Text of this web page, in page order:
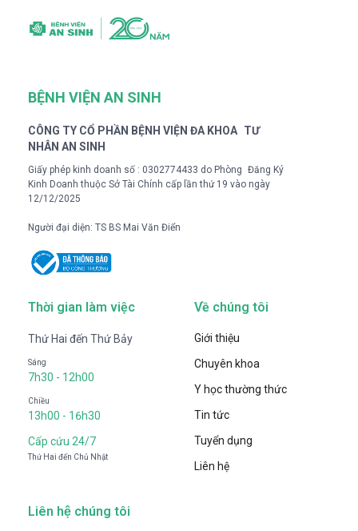
BỆNH VIỆN AN SINH
CÔNG TY CỔ PHẦN BỆNH VIỆN ĐA KHOA TƯ
NHÂN AN SINH
Giấy phép kinh doanh số : 0302774433 do Phòng Đăng Ký
Kinh Doanh thuộc Sở Tài Chính cấp lần thứ 19 vào ngày
12/12/2025
Người đại diện: TS BS Mai Văn Điển
Thời gian làm việc
Thứ Hai đến Thứ Bảy
Sáng
7h30 - 12h00
Chiều
13h00 - 16h30
Cấp cứu 24/7
Thứ Hai đến Chủ Nhật
Về chúng tôi
Giới thiệu
Chuyên khoa
Y học thường thức
Tin tức
Tuyển dụng
Liên hệ
Liên hệ chúng tôi